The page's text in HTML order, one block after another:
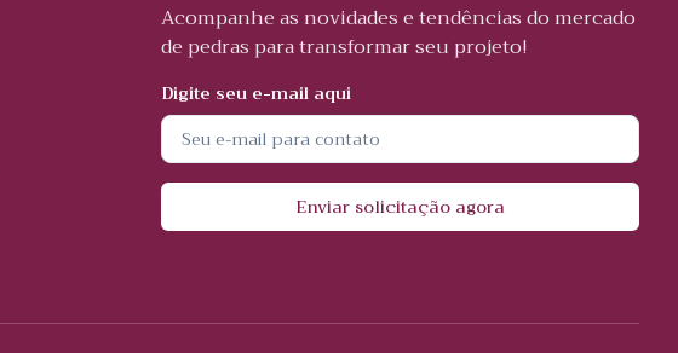
Acompanhe as novidades e tendências do mercado
de pedras para transformar seu projeto!
Digite seu e-mail aqui
Enviar solicitação agora